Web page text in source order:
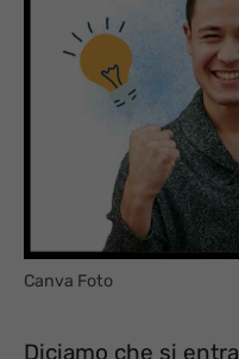
Canva Foto
Diciamo che si